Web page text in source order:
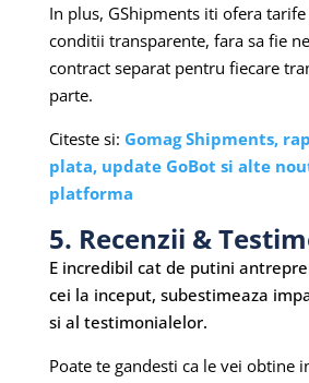
In plus, GShipments iti ofera
conditii transparente, fara sa fie
contract separat pentru fiecare
parte.
Citeste si: Gomag Shipments,
plata, update GoBot si alte
platforma
5. Recenzii &
E incredibil cat de putini
cei la inceput, subestimeaza
si al testimonialelor.
Poate te gandesti ca le vei obtine